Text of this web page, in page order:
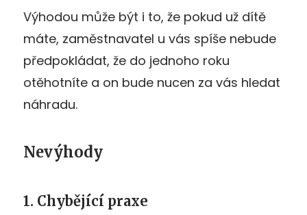
Výhodou může být i to, že pokud už dítě
máte, zaměstnavatel u vás spíše nebude
předpokládat, že do jednoho roku
otěhotníte a on bude nucen za vás hledat
náhradu.
Nevýhody
1. Chybějící praxe